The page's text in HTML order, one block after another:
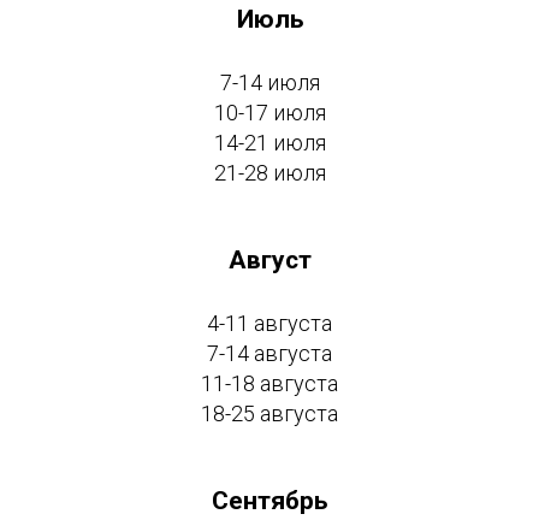
Июль
7-14 июля
10-17 июля
14-21 июля
21-28 июля
Август
4-11 августа
7-14 августа
11-18 августа
18-25 августа
Сентябрь